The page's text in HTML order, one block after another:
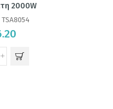
2000W
TSA8054